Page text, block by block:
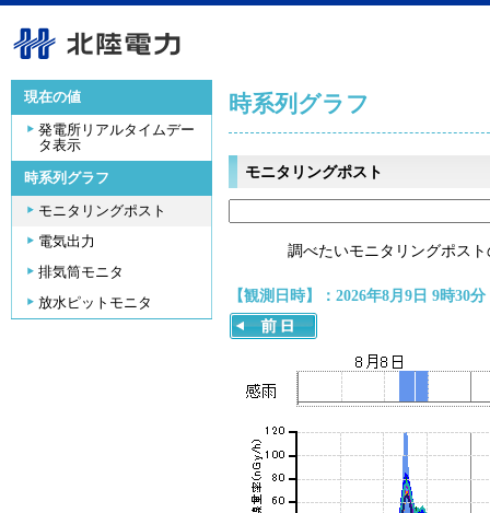
現在の値
発電所リアルタイムデー
タ表示
時系列グラフ
モニタリングポスト
電気出力
排気筒モニタ
放水ピットモニタ
時系列グラフ
モニタリングポスト
調べたいモニタリングポス
【観測日時】：2026年8月9日 9時30分